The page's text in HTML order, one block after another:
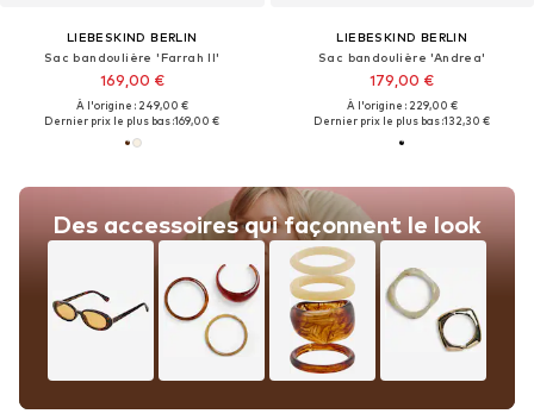
LIEBESKIND BERLIN
Sac bandoulière 'Farrah II'
169,00 €
À l'origine : 249,00 €
Dernier prix le plus bas :169,00 €
Des accessoires qui façonnent le look
LIEBESKIND BERLIN
Sac bandoulière 'Andrea'
179,00 €
À l'origine : 229,00 €
Dernier prix le plus bas :132,30 €